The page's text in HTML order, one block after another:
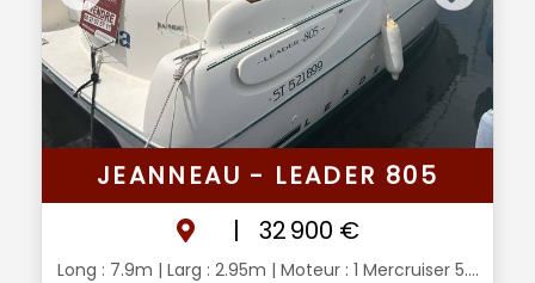
JEANNEAU - LEADER 805
|
32 900 €
Long : 7.9m | Larg : 2.95m | Moteur : 1 Mercruiser 5....